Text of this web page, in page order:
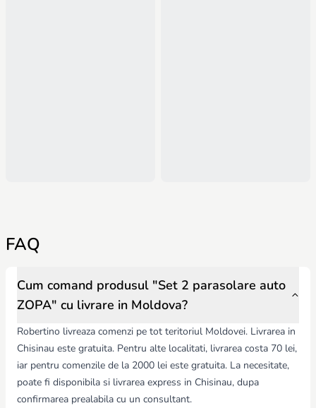
FAQ
Cum comand produsul "Set 2 parasolare auto
ZOPA" cu livrare in Moldova?
Robertino livreaza comenzi pe tot teritoriul Moldovei. Livrarea in
Chisinau este gratuita. Pentru alte localitati, livrarea costa 70 lei,
iar pentru comenzile de la 2000 lei este gratuita. La necesitate,
poate fi disponibila si livrarea express in Chisinau, dupa
confirmarea prealabila cu un consultant.